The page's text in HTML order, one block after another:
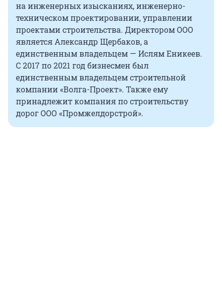
на инженерных изысканиях, инженерно-
техническом проектировании, управлении
проектами строительства. Директором ООО
является Александр Щербаков, а
единственным владельцем — Ислям Еникеев.
С 2017 по 2021 год бизнесмен был
единственным владельцем строительной
компании «Волга-Проект». Также ему
принадлежит компания по строительству
дорог ООО «Промжелдорстрой».